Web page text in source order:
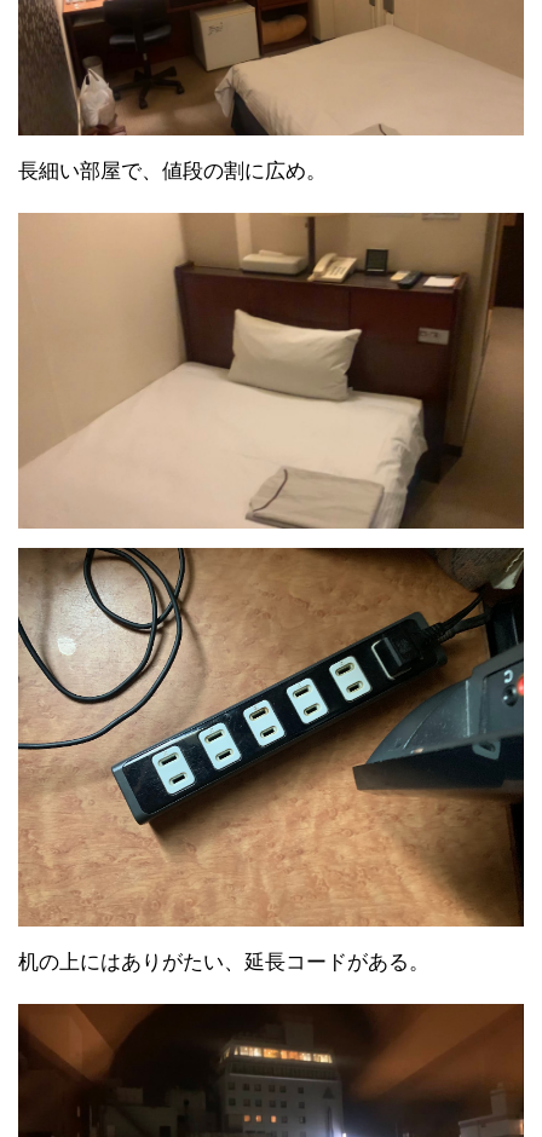
長細い部屋で、値段の割に広め。
机の上にはありがたい、延長コードがある。